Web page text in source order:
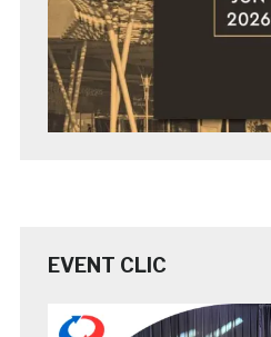
EVENT CLIC